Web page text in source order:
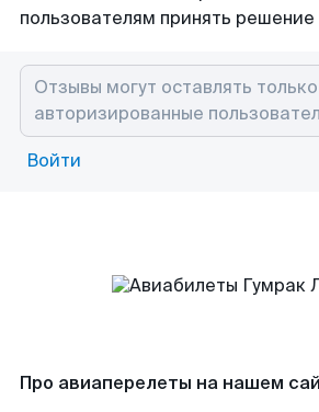
пользователям принять решение
Войти
Про авиаперелеты на нашем